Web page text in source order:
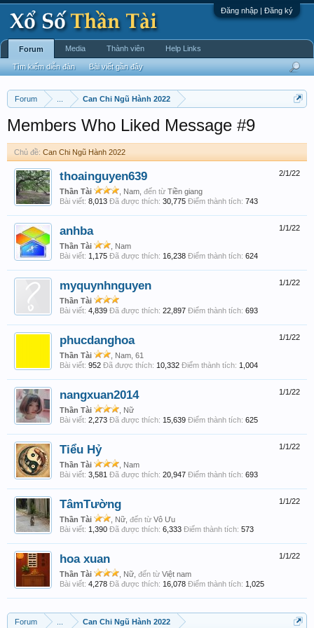
Đăng nhập | Đăng ký
Forum Can Chi Ngũ Hành 2022
Members Who Liked Message #9
Chủ đề: Can Chi Ngũ Hành 2022
2/1/22
thoainguyen639
Thần Tài , Nam, đến từ Tiền giang
Bài viết: 8,013 Đã được thích: 30,775 Điểm thành tích: 743
1/1/22
anhba
Thần Tài
, Nam
Bài viết: 1,175 Đã được thích: 16,238 Điểm thành tích: 624
1/1/22
myquynhnguyen
Thần Tài
Bài viết: 4,839 Đã được thích: 22,897 Điểm thành tích: 693
1/1/22
phucdanghoa
Thần Tài
, Nam, 61
Bài viết: 952 Đã được thích: 10,332 Điểm thành tích: 1,004
1/1/22
nangxuan2014
Thần Tài
, Nữ
Bài viết: 2,273 Đã được thích: 15,639 Điểm thành tích: 625
1/1/22
Tiểu Hỷ
Thần Tài
, Nam
Bài viết: 3,581 Đã được thích: 20,947 Điểm thành tích: 693
1/1/22
TâmTường
Thần Tài , Nữ, đến từ Vô Ưu
Bài viết: 1,390 Đã được thích: 6,333 Điểm thành tích: 573
1/1/22
hoa xuan
Thần Tài , Nữ, đến từ Việt nam
Bài viết: 4,278 Đã được thích: 16,078 Điểm thành tích: 1,025
Forum Can Chi Ngũ Hành 2022
Forum
Tìm kiếm diễn đàn Bài viết gần đây
Media Thành viên Help Links